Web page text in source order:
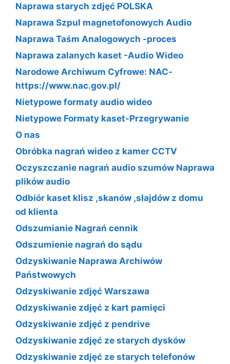
Naprawa starych zdjęć POLSKA
Naprawa Szpul magnetofonowych Audio
Naprawa Taśm Analogowych -proces
Naprawa zalanych kaset -Audio Wideo
Narodowe Archiwum Cyfrowe: NAC-
https://www.nac.gov.pl/
Nietypowe formaty audio wideo
Nietypowe Formaty kaset-Przegrywanie
O nas
Obróbka nagrań wideo z kamer CCTV
Oczyszczanie nagrań audio szumów Naprawa
plików audio
Odbiór kaset klisz ,skanów ,slajdów z domu
od klienta
Odszumianie Nagrań cennik
Odszumienie nagrań do sądu
Odzyskiwanie Naprawa Archiwów
Państwowych
Odzyskiwanie zdjęć Warszawa
Odzyskiwanie zdjęć z kart pamięci
Odzyskiwanie zdjęć z pendrive
Odzyskiwanie zdjęć ze starych dysków
Odzyskiwanie zdjęć ze starych telefonów